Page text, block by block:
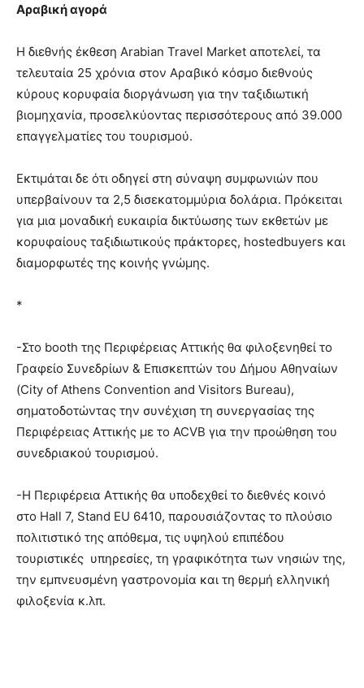
Αραβική αγορά
Η διεθνής έκθεση Arabian Travel Market αποτελεί, τα
τελευταία 25 χρόνια στον Αραβικό κόσμο διεθνούς
κύρους κορυφαία διοργάνωση για την ταξιδιωτική
βιομηχανία, προσελκύοντας περισσότερους από 39.000
επαγγελματίες του τουρισμού.
Εκτιμάται δε ότι οδηγεί στη σύναψη συμφωνιών που
υπερβαίνουν τα 2,5 δισεκατομμύρια δολάρια. Πρόκειται
για μια μοναδική ευκαιρία δικτύωσης των εκθετών με
κορυφαίους ταξιδιωτικούς πράκτορες, hostedbuyers και
διαμορφωτές της κοινής γνώμης.
*
-Στο booth της Περιφέρειας Αττικής θα φιλοξενηθεί τo
Γραφείο Συνεδρίων & Επισκεπτών του Δήμου Αθηναίων
(City of Athens Convention and Visitors Bureau),
σηματοδοτώντας την συνέχιση τη συνεργασίας της
Περιφέρειας Αττικής με το ACVB για την προώθηση του
συνεδριακού τουρισμού.
-Η Περιφέρεια Αττικής θα υποδεχθεί το διεθνές κοινό
στο Hall 7, Stand EU 6410, παρουσιάζοντας το πλούσιο
πολιτιστικό της απόθεμα, τις υψηλού επιπέδου
τουριστικές υπηρεσίες, τη γραφικότητα των νησιών της,
την εμπνευσμένη γαστρονομία και τη θερμή ελληνική
φιλοξενία κ.λπ.